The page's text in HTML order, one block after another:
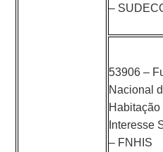
–
53906 –
Nacional
Habitação
Interesse
– FNHIS